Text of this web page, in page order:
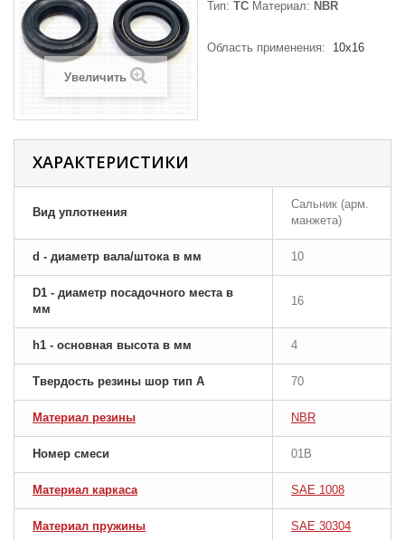
Увеличить
Тип: TC Материал: NBR
Область применения: 10x16
ХАРАКТЕРИСТИКИ
Вид уплотнения
Сальник (арм.
манжета)
d - диаметр вала/штока в мм 10
D1 - диаметр посадочного места в
мм
16
h1 - основная высота в мм 4
Твердость резины шор тип A 70
Материал резины NBR
Номер смеси 01B
Материал каркаса SAE 1008
Материал пружины SAE 30304